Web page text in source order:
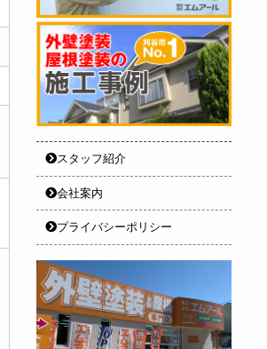
スタッフ紹介
会社案内
プライバシーポリシー